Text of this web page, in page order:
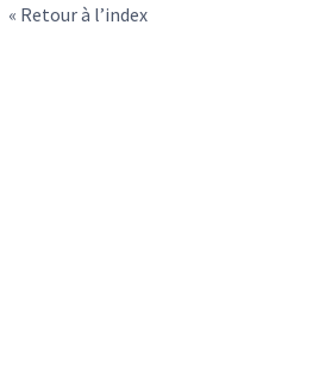
Retour à l’index